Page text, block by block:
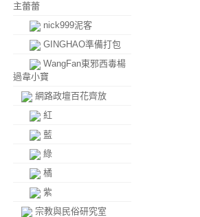
主蕾蕾
nick999泥客
GINGHAO準備打包
WangFan東邪西毒楊
過韋小寶
網路政壇百花齊放
紅
藍
綠
橘
紫
宗教與民俗研究室